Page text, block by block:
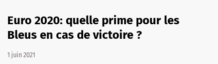
Euro 2020: quelle prime pour les
Bleus en cas de victoire ?
1 juin 2021